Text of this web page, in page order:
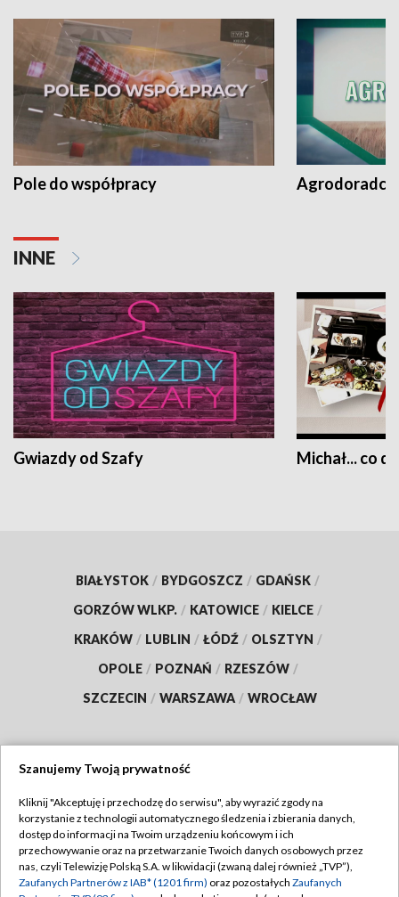
Pole do współpracy Agrodoradcy
INNE
Gwiazdy od Szafy Michał... co
BIAŁYSTOK / BYDGOSZCZ / GDAŃSK /
GORZÓW WLKP. / KATOWICE / KIELCE /
KRAKÓW / LUBLIN / ŁÓDŹ / OLSZTYN /
OPOLE / POZNAŃ / RZESZÓW /
SZCZECIN / WARSZAWA / WROCŁAW
TVP
Abonament TVP
Emisja w TVP
Regulamin TVP
Polityka prywatności
Szanujemy Twoją prywatność
Kliknij "Akceptuję i przechodzę do serwisu", aby wyrazić zgody na
korzystanie z technologii automatycznego śledzenia i zbierania danych,
dostęp do informacji na Twoim urządzeniu końcowym i ich
przechowywanie oraz na przetwarzanie Twoich danych osobowych przez
nas, czyli Telewizję Polską S.A. w likwidacji (zwaną dalej również „TVP”),
Zaufanych Partnerów z IAB* (1201 firm) oraz pozostałych Zaufanych